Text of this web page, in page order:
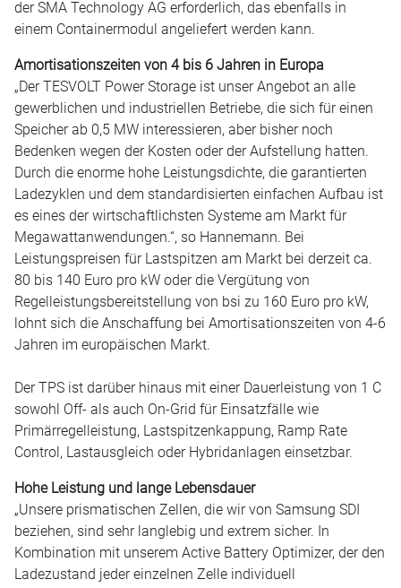
der SMA Technology AG erforderlich, das ebenfalls in
einem Containermodul angeliefert werden kann.
Amortisationszeiten von 4 bis 6 Jahren in Europa
„Der TESVOLT Power Storage ist unser Angebot an alle
gewerblichen und industriellen Betriebe, die sich für einen
Speicher ab 0,5 MW interessieren, aber bisher noch
Bedenken wegen der Kosten oder der Aufstellung hatten.
Durch die enorme hohe Leistungsdichte, die garantierten
Ladezyklen und dem standardisierten einfachen Aufbau ist
es eines der wirtschaftlichsten Systeme am Markt für
Megawattanwendungen.“, so Hannemann. Bei
Leistungspreisen für Lastspitzen am Markt bei derzeit ca.
80 bis 140 Euro pro kW oder die Vergütung von
Regelleistungsbereitstellung von bsi zu 160 Euro pro kW,
lohnt sich die Anschaffung bei Amortisationszeiten von 4-6
Jahren im europäischen Markt.
Der TPS ist darüber hinaus mit einer Dauerleistung von 1 C
sowohl Off- als auch On-Grid für Einsatzfälle wie
Primärregelleistung, Lastspitzenkappung, Ramp Rate
Control, Lastausgleich oder Hybridanlagen einsetzbar.
Hohe Leistung und lange Lebensdauer
„Unsere prismatischen Zellen, die wir von Samsung SDI
beziehen, sind sehr langlebig und extrem sicher. In
Kombination mit unserem Active Battery Optimizer, der den
Ladezustand jeder einzelnen Zelle individuell